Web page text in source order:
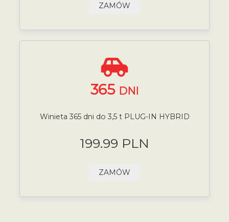
ZAMÓW
365 DNI
Winieta 365 dni do 3,5 t PLUG-IN HYBRID
199.99 PLN
ZAMÓW